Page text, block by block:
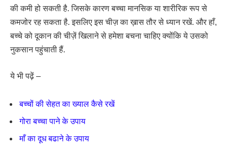
की कमी हो सकती है. जिसके कारण बच्चा मानसिक या शारीरिक रूप से
कमजोर रह सकता है. इसलिए इस चीज़ का ख़ास तौर से ध्यान रखें. और हाँ,
बच्चे को दूकान की चीज़ें खिलाने से हमेशा बचना चाहिए क्योंकि ये उसको
नुकसान पहुंचाती हैं.
ये भी पढ़ें –
बच्चों की सेहत का ख्याल कैसे रखें
गोरा बच्चा पाने के उपाय
माँ का दूध बढाने के उपाय